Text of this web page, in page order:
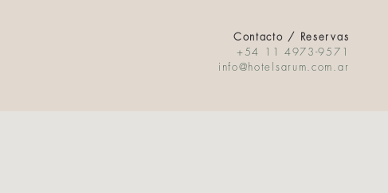
Contacto / Reservas
+54 11 4973-9571
info@hotelsarum.com.ar